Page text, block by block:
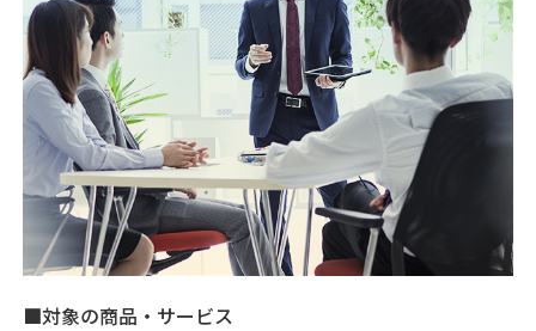
■対象の商品・サービス